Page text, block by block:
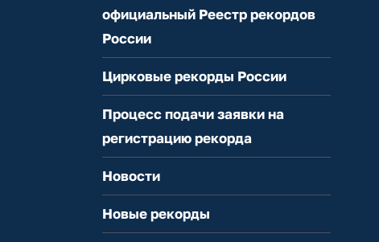
официальный Реестр рекордов
России
Цирковые рекорды России
Процесс подачи заявки на
регистрацию рекорда
Новости
Новые рекорды